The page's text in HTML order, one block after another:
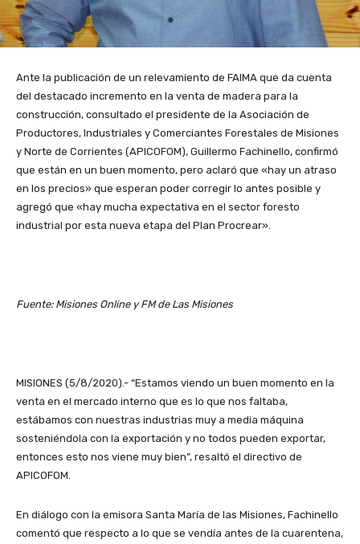
Ante la publicación de un relevamiento de FAIMA que da cuenta
del destacado incremento en la venta de madera para la
construcción, consultado el presidente de la Asociación de
Productores, Industriales y Comerciantes Forestales de Misiones
y Norte de Corrientes (APICOFOM), Guillermo Fachinello, confirmó
que están en un buen momento, pero aclaró que «hay un atraso
en los precios» que esperan poder corregir lo antes posible y
agregó que «hay mucha expectativa en el sector foresto
industrial por esta nueva etapa del Plan Procrear».
Fuente: Misiones Online y FM de Las Misiones
MISIONES (5/8/2020).- “Estamos viendo un buen momento en la
venta en el mercado interno que es lo que nos faltaba,
estábamos con nuestras industrias muy a media máquina
sosteniéndola con la exportación y no todos pueden exportar,
entonces esto nos viene muy bien”, resaltó el directivo de
APICOFOM.
En diálogo con la emisora Santa María de las Misiones, Fachinello
comentó que respecto a lo que se vendía antes de la cuarentena,